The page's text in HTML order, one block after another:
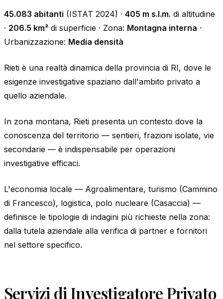
45.083 abitanti (ISTAT 2024) · 405 m s.l.m. di altitudine
· 206.5 km² di superficie · Zona: Montagna interna ·
Urbanizzazione: Media densità
Rieti è una realtà dinamica della provincia di RI, dove le
esigenze investigative spaziano dall'ambito privato a
quello aziendale.
In zona montana, Rieti presenta un contesto dove la
conoscenza del territorio — sentieri, frazioni isolate, vie
secondarie — è indispensabile per operazioni
investigative efficaci.
L'economia locale — Agroalimentare, turismo (Cammino
di Francesco), logistica, polo nucleare (Casaccia) —
definisce le tipologie di indagini più richieste nella zona:
dalla tutela aziendale alla verifica di partner e fornitori
nel settore specifico.
Servizi di Investigatore Privato